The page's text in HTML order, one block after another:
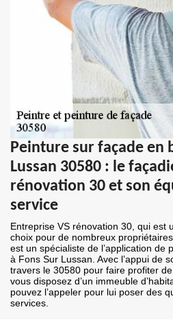
Peinture sur façade en
Lussan 30580 : le
rénovation 30 et son
service
Entreprise VS rénovation 30, qui est
choix pour de nombreux
est un spécialiste de l’application de
à Fons Sur Lussan. Avec l’appui de
travers le 30580 pour faire profiter
vous disposez d’un immeuble
pouvez l’appeler pour lui poser des
services.